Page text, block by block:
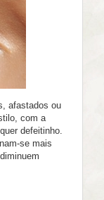
afastados ou
com a
defeitinho.
se mais